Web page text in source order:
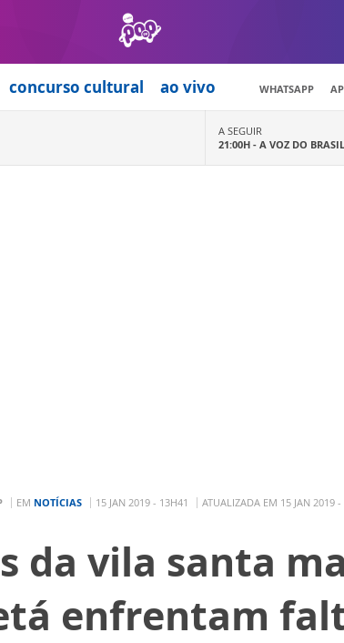
concurso cultural ao vivo WHATSAPP
A SEGUIR
21:00H - A VOZ DO BRASIL
EM NOTÍCIAS 15 JAN 2019 - 13H41 ATUALIZADA EM 15 JAN 2019
da vila santa
enfrentam